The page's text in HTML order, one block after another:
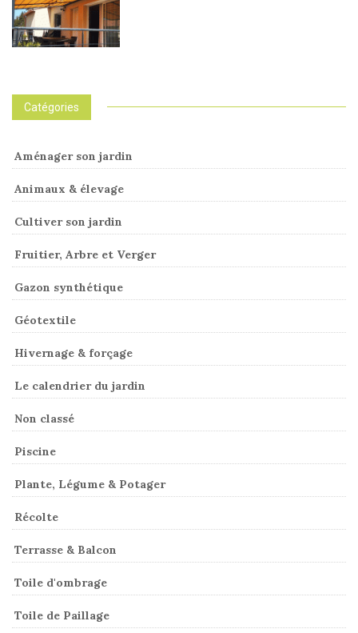
Catégories
Aménager son jardin
Animaux & élevage
Cultiver son jardin
Fruitier, Arbre et Verger
Gazon synthétique
Géotextile
Hivernage & forçage
Le calendrier du jardin
Non classé
Piscine
Plante, Légume & Potager
Récolte
Terrasse & Balcon
Toile d'ombrage
Toile de Paillage